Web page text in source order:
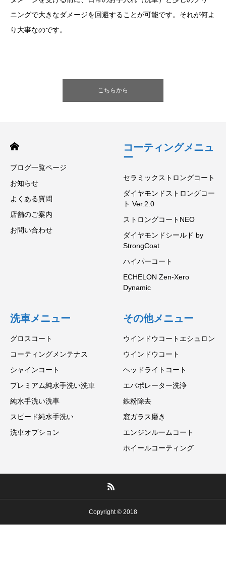
ニングで大きなダメージを回避することが可能です。それが何よ
り大事なのです。
こちらから
ブログ一覧ページ
お知らせ
よくある質問
店舗のご案内
お問い合わせ
コーティングメニュ
ー
セラミックストロングコート
ダイヤモンドストロングコー
ト Ver.2.0
ストロングコートNEO
ダイヤモンドシールド by
StrongCoat
ハイパーコート
ECHELON Zen-Xero
Dynamic
洗車メニュー
グロスコート
コーティングメンテナス
シャインコート
プレミアム純水手洗い洗車
純水手洗い洗車
スピード純水手洗い
洗車オプション
その他メニュー
ウインドウコートエシュロン
ウインドウコート
ヘッドライトコート
エバポレーター洗浄
鉄粉除去
窓ガラス磨き
エンジンルームコート
ホイールコーティング
Copyright © 2018